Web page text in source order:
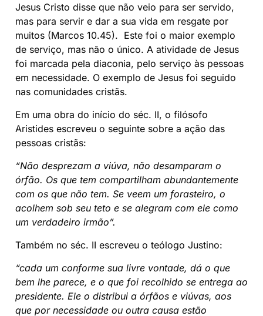
Jesus Cristo disse que não veio para ser servido,
mas para servir e dar a sua vida em resgate por
muitos (Marcos 10.45). Este foi o maior exemplo
de serviço, mas não o único. A atividade de Jesus
foi marcada pela diaconia, pelo serviço às pessoas
em necessidade. O exemplo de Jesus foi seguido
nas comunidades cristãs.
Em uma obra do início do séc. II, o filósofo
Aristides escreveu o seguinte sobre a ação das
pessoas cristãs:
“Não desprezam a viúva, não desamparam o
órfão. Os que tem compartilham abundantemente
com os que não tem. Se veem um forasteiro, o
acolhem sob seu teto e se alegram com ele como
um verdadeiro irmão”.
Também no séc. II escreveu o teólogo Justino:
“cada um conforme sua livre vontade, dá o que
bem lhe parece, e o que foi recolhido se entrega ao
presidente. Ele o distribui a órfãos e viúvas, aos
que por necessidade ou outra causa estão